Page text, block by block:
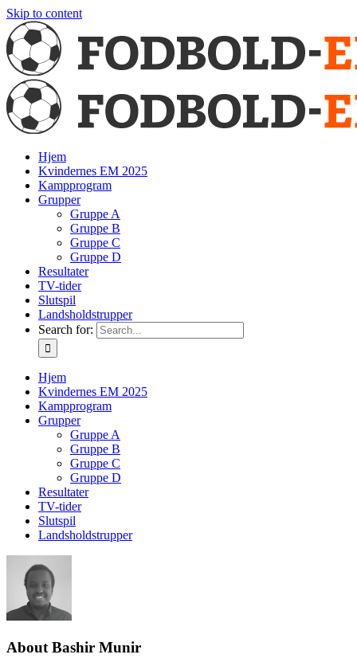
Skip to content
Hjem
Kvindernes EM 2025
Kampprogram
Grupper
Gruppe A
Gruppe B
Gruppe C
Gruppe D
Resultater
TV-tider
Slutspil
Landsholdstrupper
Search for:
Hjem
Kvindernes EM 2025
Kampprogram
Grupper
Gruppe A
Gruppe B
Gruppe C
Gruppe D
Resultater
TV-tider
Slutspil
Landsholdstrupper
About Bashir Munir